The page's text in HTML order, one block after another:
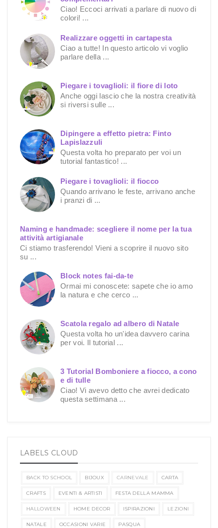
Ciao! Eccoci arrivati a parlare di nuovo di
colori! ...
Realizzare oggetti in cartapesta
Ciao a tutte! In questo articolo vi voglio
parlare della ...
Piegare i tovaglioli: il fiore di loto
Anche oggi lascio che la nostra creatività
si riversi sulle ...
Dipingere a effetto pietra: Finto
Lapislazzuli
Questa volta ho preparato per voi un
tutorial fantastico! ...
Piegare i tovaglioli: il fiocco
Quando arrivano le feste, arrivano anche
i pranzi di ...
Naming e handmade: scegliere il nome per la tua
attività artigianale
Ci stiamo trasferendo! Vieni a scoprire il nuovo sito
su ...
Block notes fai-da-te
Ormai mi conoscete: sapete che io amo
la natura e che cerco ...
Scatola regalo ad albero di Natale
Questa volta ho un'idea davvero carina
per voi. Il tutorial ...
3 Tutorial Bomboniere a fiocco, a cono
e di tulle
Ciao! Vi avevo detto che avrei dedicato
questa settimana ...
LABELS CLOUD
BACK TO SCHOOL BIJOUX CARNEVALE CARTA
CRAFTS EVENTI & ARTISTI FESTA DELLA MAMMA
HALLOWEEN HOME DECOR ISPIRAZIONI LEZIONI
NATALE OCCASIONI VARIE PASQUA